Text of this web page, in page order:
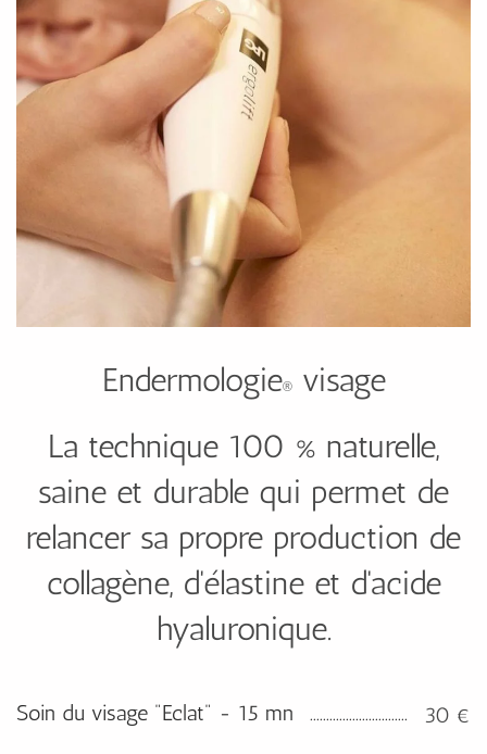
Endermologie®visage
La technique 100 % naturelle,
saine et durable qui permet de
relancer sa propre production de
collagène, d'élastine et d'acide
hyaluronique.
Soin du visage "Eclat" - 15 mn 30 €